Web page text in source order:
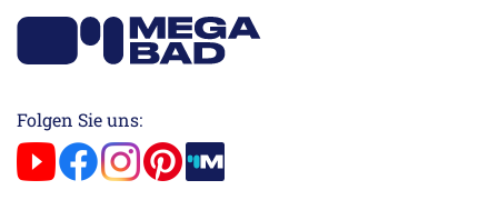
Folgen Sie uns: